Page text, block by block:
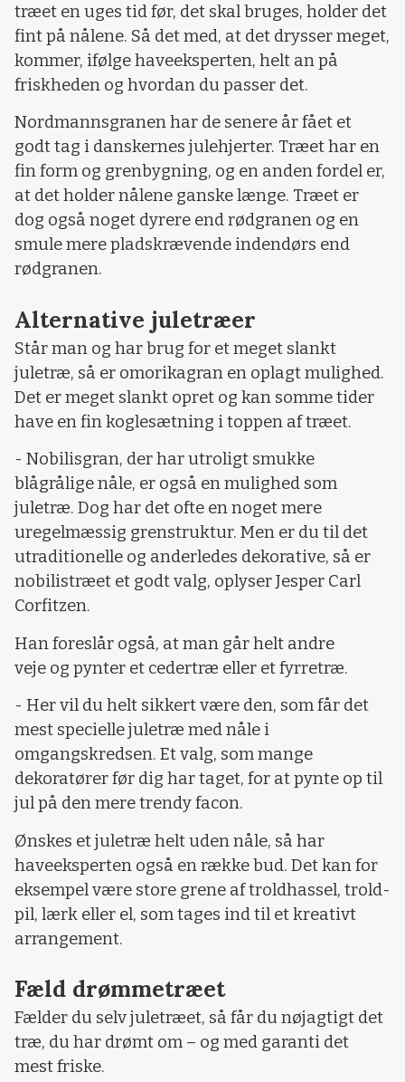
træet en uges tid før, det skal bruges, holder det
fint på nålene. Så det med, at det drysser meget,
kommer, ifølge haveeksperten, helt an på
friskheden og hvordan du passer det.
Nordmannsgranen har de senere år fået et
godt tag i danskernes julehjerter. Træet har en
fin form og grenbygning, og en anden fordel er,
at det holder nålene ganske længe. Træet er
dog også noget dyrere end rødgranen og en
smule mere pladskrævende indendørs end
rødgranen.
Alternative juletræer
Står man og har brug for et meget slankt
juletræ, så er omorikagran en oplagt mulighed.
Det er meget slankt opret og kan somme tider
have en fin koglesætning i toppen af træet.
- Nobilisgran, der har utroligt smukke
blågrålige nåle, er også en mulighed som
juletræ. Dog har det ofte en noget mere
uregelmæssig grenstruktur. Men er du til det
utraditionelle og anderledes dekorative, så er
nobilistræet et godt valg, oplyser Jesper Carl
Corfitzen.
Han foreslår også, at man går helt andre
veje og pynter et cedertræ eller et fyrretræ.
- Her vil du helt sikkert være den, som får det
mest specielle juletræ med nåle i
omgangskredsen. Et valg, som mange
dekoratører før dig har taget, for at pynte op til
jul på den mere trendy facon.
Ønskes et juletræ helt uden nåle, så har
haveeksperten også en række bud. Det kan for
eksempel være store grene af troldhassel, trold-
pil, lærk eller el, som tages ind til et kreativt
arrangement.
Fæld drømmetræet
Fælder du selv juletræet, så får du nøjagtigt det
træ, du har drømt om – og med garanti det
mest friske.